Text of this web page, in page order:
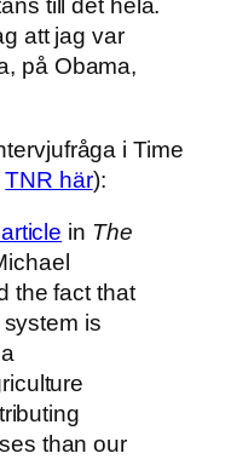
till det hela.
att jag var
på Obama,
i Time
TNR här):
in The
the fact that
is
than our